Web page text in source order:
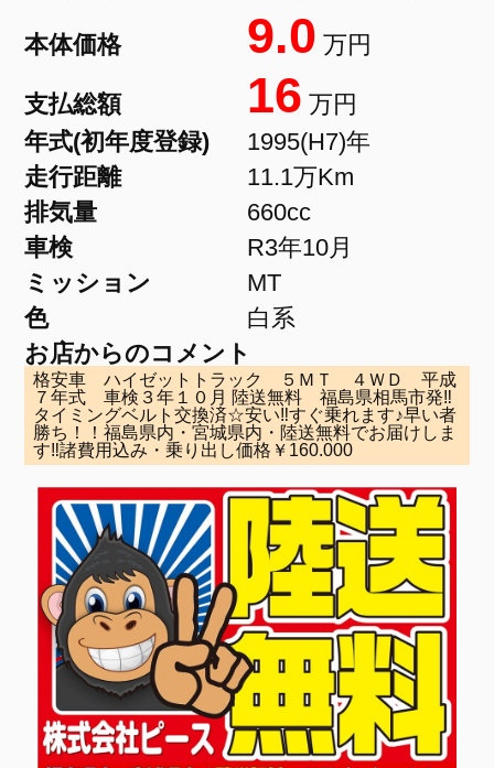
本体価格 9.0 万円
支払総額 16 万円
年式(初年度登録)
1995(H7)年
走行距離
11.1万Km
排気量
660cc
車検
R3年10月
ミッション
MT
色
白系
お店からのコメント
格安車 ハイゼットトラック ５ＭＴ ４ＷＤ 平成
７年式 車検３年１０月 陸送無料 福島県相馬市発‼
タイミングベルト交換済☆安い‼すぐ乗れます♪早い者
勝ち！！福島県内・宮城県内・陸送無料でお届けしま
す‼諸費用込み・乗り出し価格￥160.000